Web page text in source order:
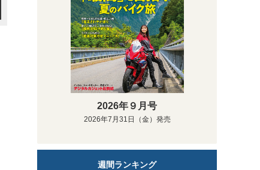
2026年９月号
2026年7月31日（金）発売
週間ランキング